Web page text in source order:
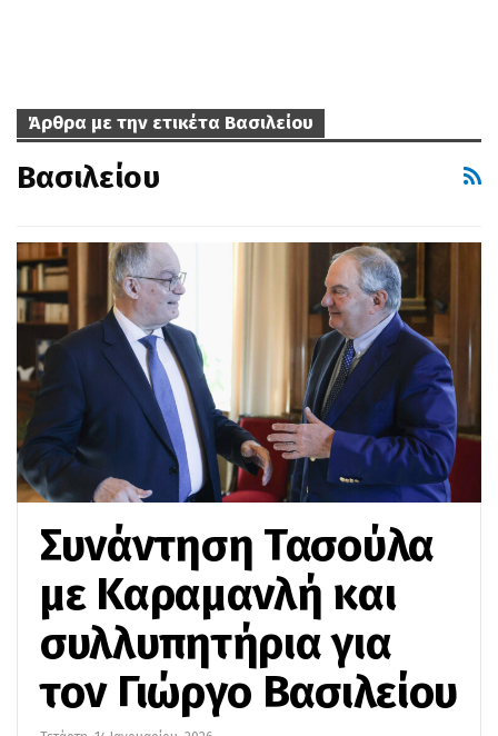
Άρθρα με την ετικέτα Βασιλείου
Βασιλείου
Συνάντηση Τασούλα
με Καραμανλή και
συλλυπητήρια για
τον Γιώργο Βασιλείου